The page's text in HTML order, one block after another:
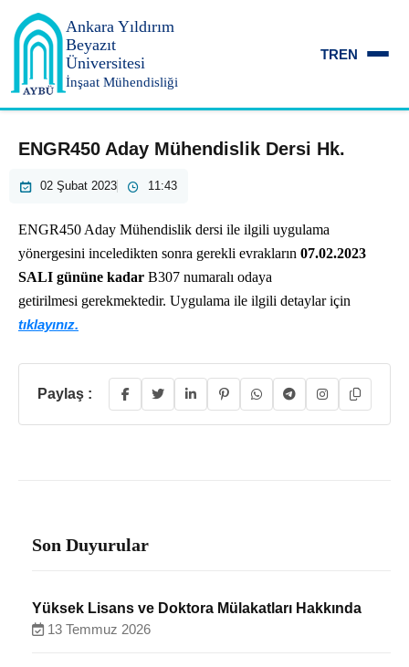
Ankara Yıldırım
Beyazıt
Üniversitesi
İnşaat Mühendisliği
TREN
ENGR450 Aday Mühendislik Dersi Hk.
02 Şubat 2023 11:43
ENGR450 Aday Mühendislik dersi ile ilgili uygulama
yönergesini inceledikten sonra gerekli evrakların 07.02.2023
SALI gününe kadar B307 numaralı odaya
getirilmesi gerekmektedir. Uygulama ile ilgili detaylar için
tıklayınız.
Paylaş :
Son Duyurular
Yüksek Lisans ve Doktora Mülakatları Hakkında
13 Temmuz 2026